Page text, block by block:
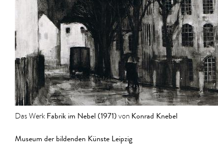
Das Werk Fabrik im Nebel (1971) von Konrad Knebel
Museum der bildenden Künste Leipzig